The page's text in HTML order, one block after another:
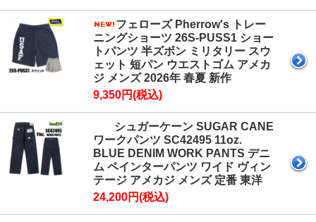
フェローズ Pherrow's トレー
ニングショーツ 26S-PUSS1 ショー
トパンツ 半ズボン ミリタリー スウ
ェット 短パン ウエストゴム アメカ
ジ メンズ 2026年 春夏 新作
9,350円(税込)
シュガーケーン SUGAR CANE
ワークパンツ SC42495 11oz.
BLUE DENIM WORK PANTS デニ
ム ペインターパンツ ワイド ヴィン
テージ アメカジ メンズ 定番 東洋
24,200円(税込)